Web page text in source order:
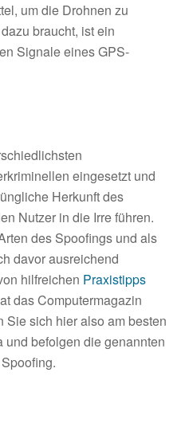
um die Drohnen zu
braucht, ist ein
Signale eines GPS-
eingesetzt und
Herkunft des
Nutzer in die Irre führen.
des Spoofings und als
davor ausreichend
hilfreichen Praxistipps
das Computermagazin
Sie sich hier also am besten
und befolgen die genannten